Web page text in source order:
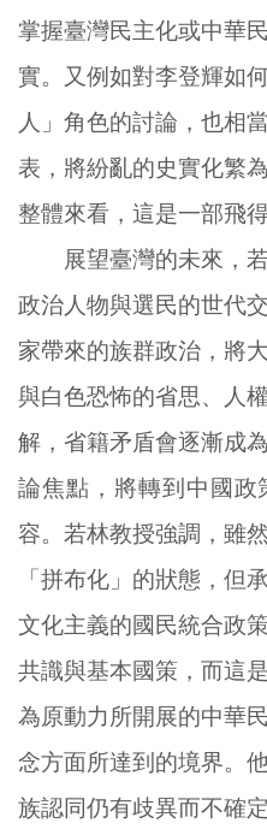
掌握臺灣民主化或中華
實。又例如對李登輝如
人」角色的討論，也相
表，將紛亂的史實化繁
整體來看，這是一部飛
展望臺灣的未來，若
政治人物與選民的世代
家帶來的族群政治，將
與白色恐怖的省思、人
解，省籍矛盾會逐漸成
論焦點，將轉到中國政
容。若林教授強調，雖
「拼布化」的狀態，但
文化主義的國民統合政
共識與基本國策，而這
為原動力所開展的中華
念方面所達到的境界。
族認同仍有歧異而不確